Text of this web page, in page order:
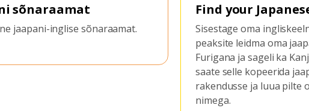
Find your Japanese name
Sisestage oma ingliskeelne nimi ja te
Furigana ja sageli ka Kanji keeles. Seejärel
Muuda
See ressurss
jaapani keelest
süsteemidesse.
süsteemid: